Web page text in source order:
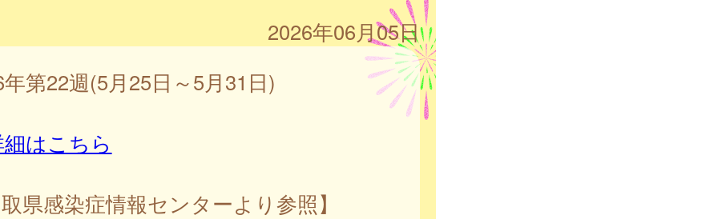
2026年06月05日
第22週(5月25日～5月31日)
はこちら
県感染症情報センターより参照】